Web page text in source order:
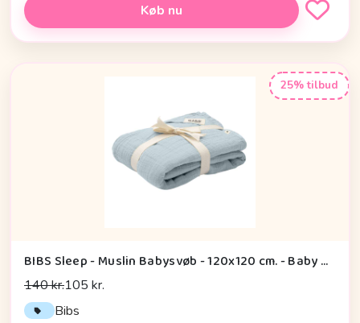
Køb nu
25% tilbud
BIBS Sleep - Muslin Babysvøb - 120x120 cm. - Baby Blue
140 kr.105 kr.
Bibs